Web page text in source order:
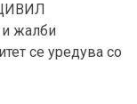
и жалби
се уредува со